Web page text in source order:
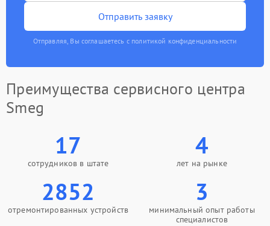
Отправить заявку
Отправляя, Вы соглашаетесь с политикой конфиденциальности
Преимущества сервисного центра
Smeg
17
сотрудников в штате
4
лет на рынке
2852
отремонтированных устройств
3
минимальный опыт работы
специалистов